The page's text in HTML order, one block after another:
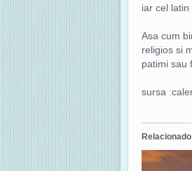
iar cel latin
Asa cum
religios si
patimi sau
sursa
Relacionado